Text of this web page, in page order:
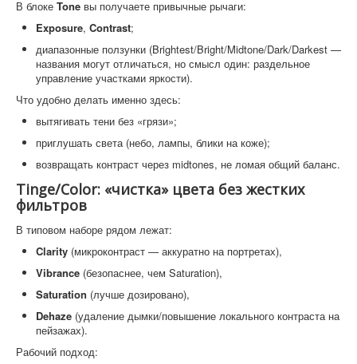
В блоке Tone вы получаете привычные рычаги:
Exposure, Contrast;
диапазонные ползунки (Brightest/Bright/Midtone/Dark/Darkest —
названия могут отличаться, но смысл один: раздельное
управление участками яркости).
Что удобно делать именно здесь:
вытягивать тени без «грязи»;
приглушать света (небо, лампы, блики на коже);
возвращать контраст через midtones, не ломая общий баланс.
Tinge/Color: «чистка» цвета без жестких
фильтров
В типовом наборе рядом лежат:
Clarity (микроконтраст — аккуратно на портретах),
Vibrance (безопаснее, чем Saturation),
Saturation (лучше дозировано),
Dehaze (удаление дымки/повышение локального контраста на
пейзажах).
Рабочий подход: